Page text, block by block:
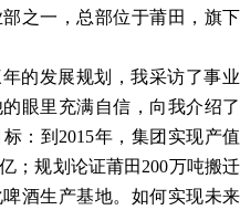
之一，总部位于莆田，旗下
的发展规划，我采访了事业
眼里充满自信，向我介绍了
：到 2015年，集团实现产值
；规划论证莆田200万吨搬迁
酒生产基地。如何实现未来